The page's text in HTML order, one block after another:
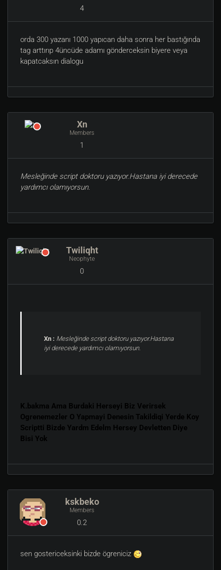
4
orda 300 yazanı 1000 yapıcan daha sonra her bastığında
tag arttırıp 4üncüde adamı gönderceksin biyere veya
kapatcaksın dialogu
Xn
Members
1
Mesleğinde script doktoru yazıyor.Hastana iyi derecede
yardımcı olamıyorsun.
Twiliqht
Neophyte
0
Xn : Mesleğinde script doktoru yazıyor.Hastana
iyi derecede yardımcı olamıyorsun.
K.bakma Ama Burdaki Herseyi Biz Verirsek
Ogrenemezler O Yapmayi Denesin Takildiqi Yerde Koy
Scriptti Bizde Yardm Edelm Hersey Devletten Diye
Bisi Yok
kskbeko
Members
0.2
sen gostericeksinki bizde ögreniciz